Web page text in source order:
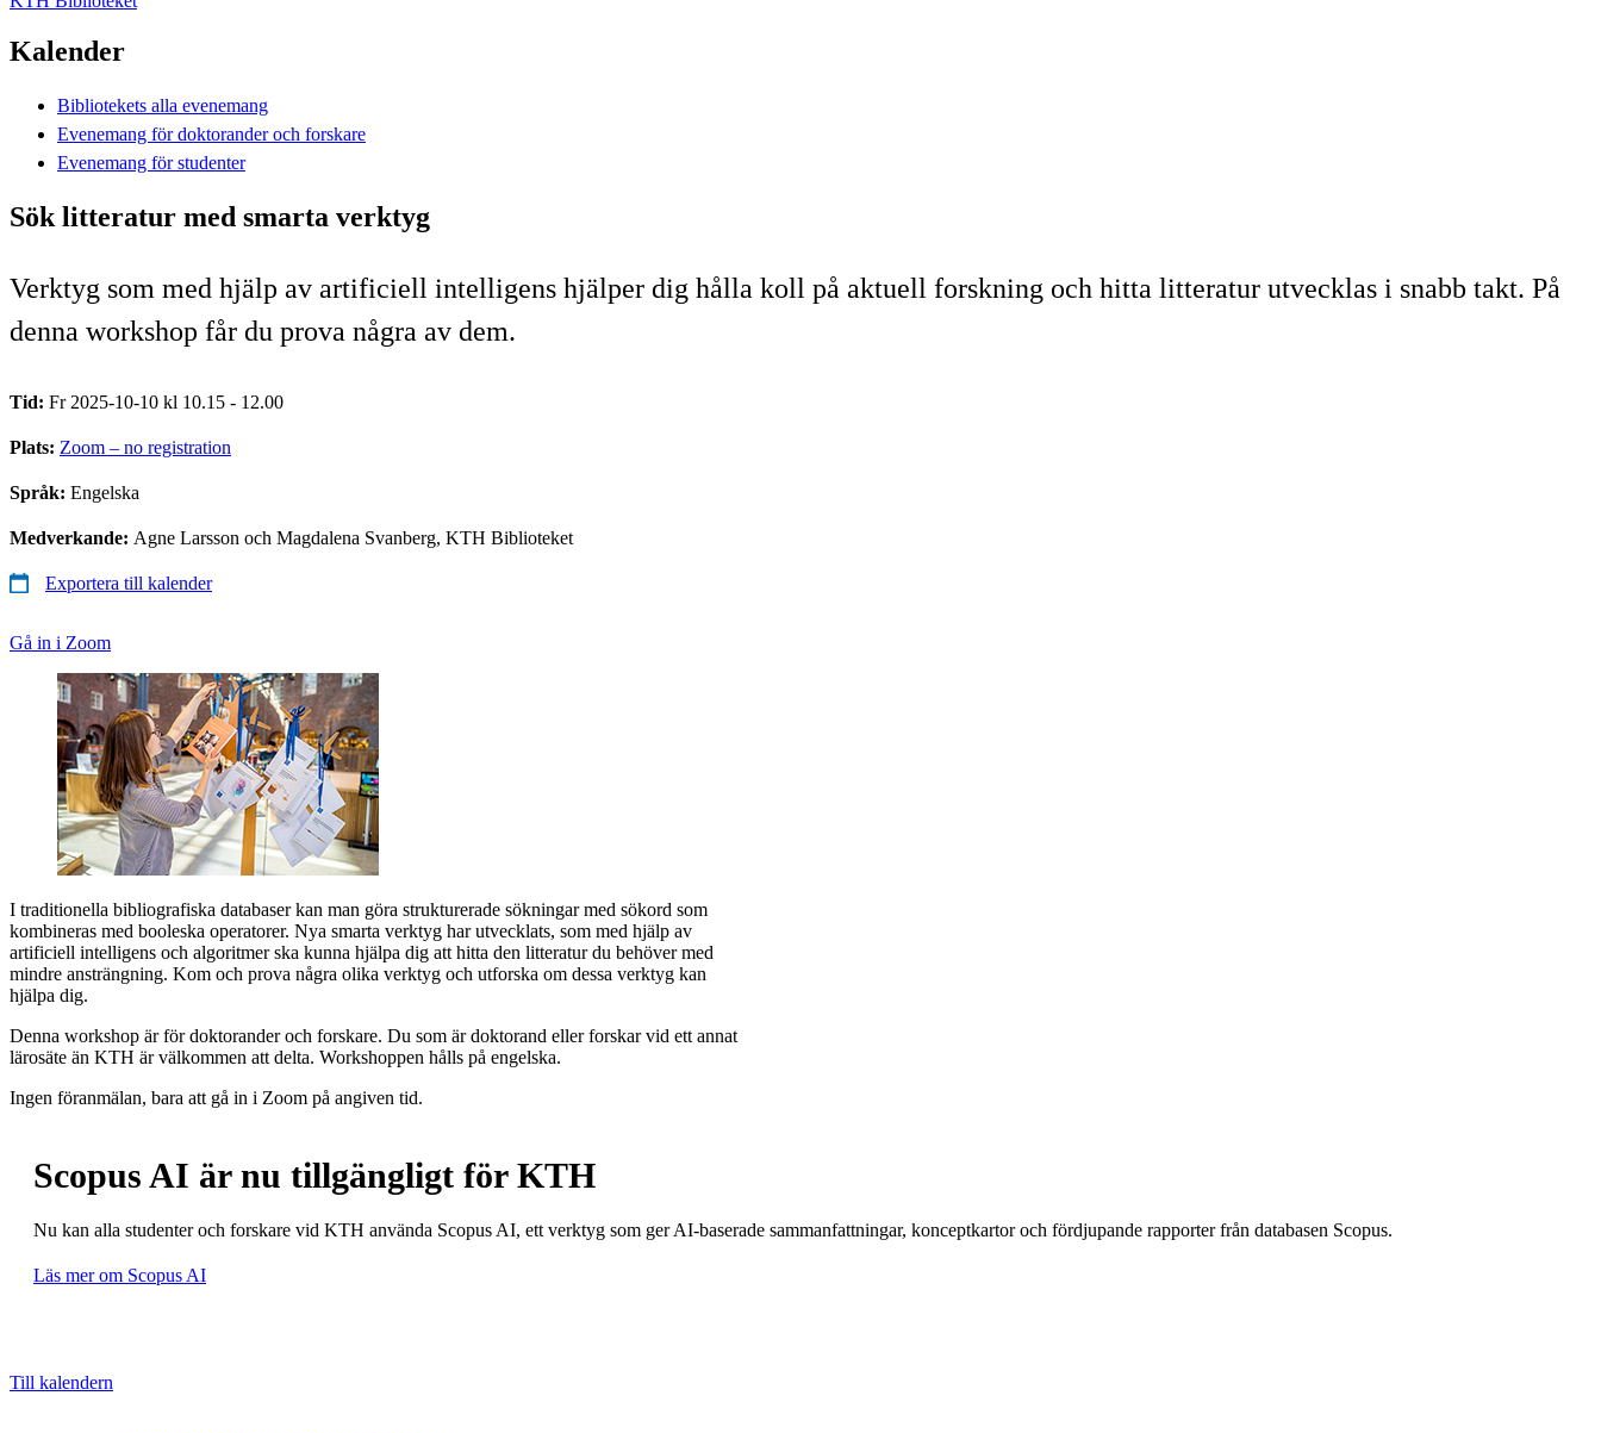
Kalender
Bibliotekets alla evenemang
Evenemang för doktorander och forskare
Evenemang för studenter
Sök litteratur med smarta verktyg
Verktyg som med hjälp av artificiell intelligens hjälper dig hålla koll på aktuell forskning och hitta litteratur utvecklas i snabb takt. På
denna workshop får du prova några av dem.
Tid: Fr 2025-10-10 kl 10.15 - 12.00
Plats: Zoom – no registration
Språk: Engelska
Medverkande: Agne Larsson och Magdalena Svanberg, KTH Biblioteket
Exportera till kalender
Gå in i Zoom
I traditionella bibliografiska databaser kan man göra strukturerade sökningar med sökord som
kombineras med booleska operatorer. Nya smarta verktyg har utvecklats, som med hjälp av
artificiell intelligens och algoritmer ska kunna hjälpa dig att hitta den litteratur du behöver med
mindre ansträngning. Kom och prova några olika verktyg och utforska om dessa verktyg kan
hjälpa dig.
Denna workshop är för doktorander och forskare. Du som är doktorand eller forskar vid ett annat
lärosäte än KTH är välkommen att delta. Workshoppen hålls på engelska.
Ingen föranmälan, bara att gå in i Zoom på angiven tid.
Scopus AI är nu tillgängligt för KTH
Nu kan alla studenter och forskare vid KTH använda Scopus AI, ett verktyg som ger AI-baserade sammanfattningar, konceptkartor och fördjupande rapporter från databasen Scopus.
Läs mer om Scopus AI
Till kalendern